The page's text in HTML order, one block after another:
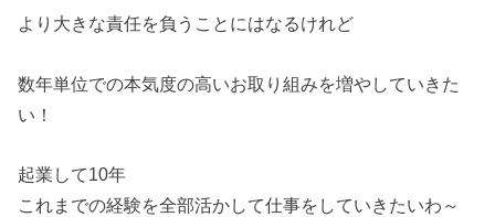
より大きな責任を負うことにはなるけれど
数年単位での本気度の高いお取り組みを増やしていきた
い！
起業して10年
これまでの経験を全部活かして仕事をしていきたいわ～